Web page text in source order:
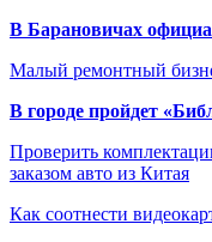
В Барановичах
Малый ремонтный
В городе пройдет
Проверить
заказом авто из Китая
Как соотнести